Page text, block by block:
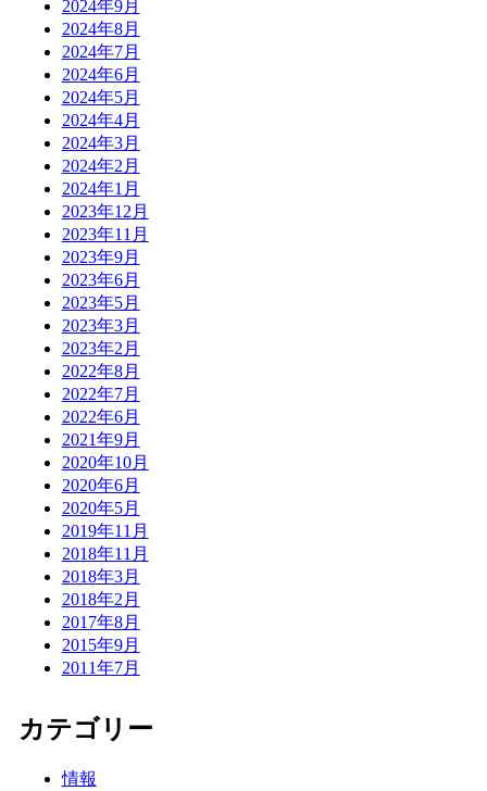
2024年9月
2024年8月
2024年7月
2024年6月
2024年5月
2024年4月
2024年3月
2024年2月
2024年1月
2023年12月
2023年11月
2023年9月
2023年6月
2023年5月
2023年3月
2023年2月
2022年8月
2022年7月
2022年6月
2021年9月
2020年10月
2020年6月
2020年5月
2019年11月
2018年11月
2018年3月
2018年2月
2017年8月
2015年9月
2011年7月
カテゴリー
情報